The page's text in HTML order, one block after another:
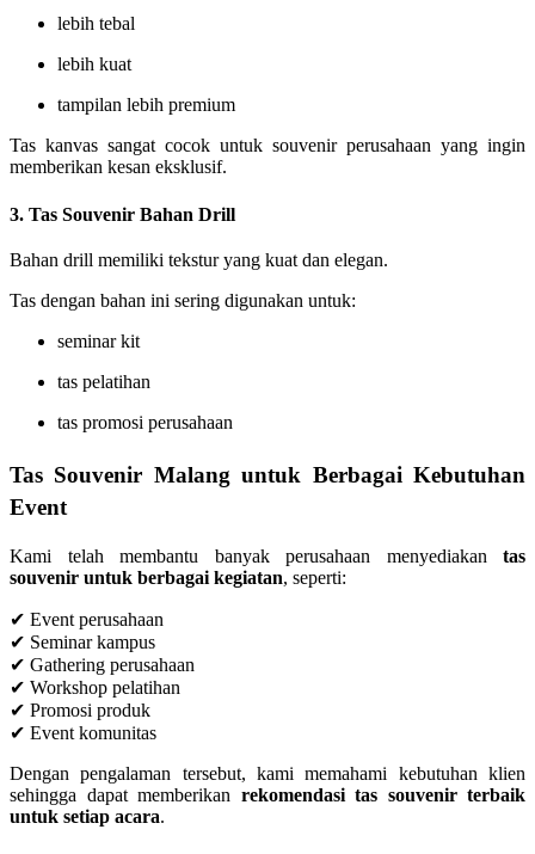
lebih tebal
lebih kuat
tampilan lebih premium
Tas kanvas sangat cocok untuk souvenir perusahaan yang ingin
memberikan kesan eksklusif.
3. Tas Souvenir Bahan Drill
Bahan drill memiliki tekstur yang kuat dan elegan.
Tas dengan bahan ini sering digunakan untuk:
seminar kit
tas pelatihan
tas promosi perusahaan
Tas Souvenir Malang untuk Berbagai Kebutuhan
Event
Kami telah membantu banyak perusahaan menyediakan tas
souvenir untuk berbagai kegiatan, seperti:
✔ Event perusahaan
✔ Seminar kampus
✔ Gathering perusahaan
✔ Workshop pelatihan
✔ Promosi produk
✔ Event komunitas
Dengan pengalaman tersebut, kami memahami kebutuhan klien
sehingga dapat memberikan rekomendasi tas souvenir terbaik
untuk setiap acara.